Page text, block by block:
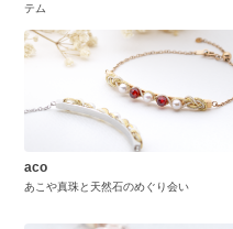
テム
aco
あこや真珠と天然石のめぐり会い